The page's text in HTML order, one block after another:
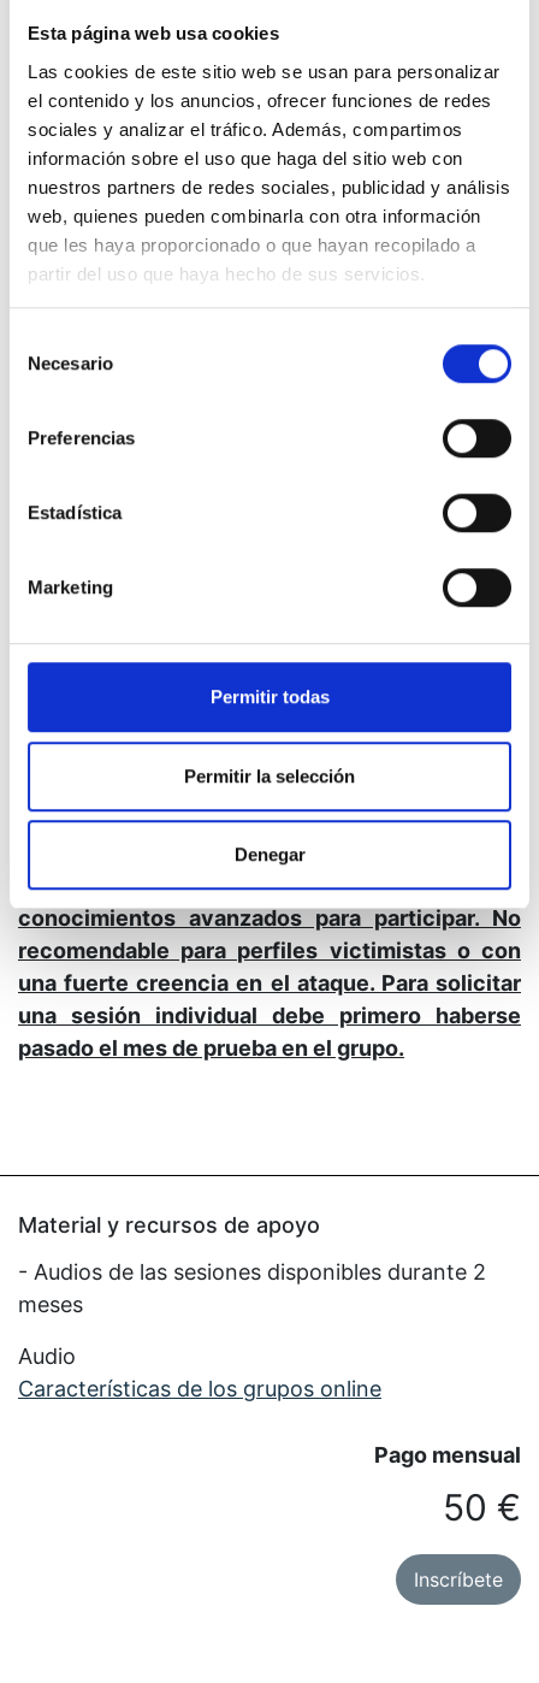
Esta página web usa cookies
Las cookies de este sitio web se usan para personalizar
el contenido y los anuncios, ofrecer funciones de redes
sociales y analizar el tráfico. Además, compartimos
información sobre el uso que haga del sitio web con
nuestros partners de redes sociales, publicidad y análisis
web, quienes pueden combinarla con otra información
que les haya proporcionado o que hayan recopilado a
partir del uso que haya hecho de sus servicios.
Necesario
Preferencias
Estadística
Marketing
Permitir todas
Permitir la selección
Denegar
- Aprendizaje y condicionamiento humano.
Conductas aprendidas, proceso del pensamiento
y patrones de pensamiento inconsciente.
Inscripciones y renovaciones (plazas limitadas)
-Renovaciones del 1 al 15 (ambos inclusive)
el caso de no hacer la renovación antes del día
16 se podría perder la plaza al ser ocupada por
un nuevo participante. Pasada la fecha límite de
volver a renovar será de 3 meses.
Nuevas inscripciones del 16 hasta el último día
Grupo semanal. (
participación mediante audio y vídeo. Están
permitidas dos faltas de asistencia por trimestre.
Se requiere formar parte del grupo de estudio
de Un Curso de Milagros en Mente Uno y tener
conocimientos avanzados para participar. No
recomendable para perfiles victimistas o con
una fuerte creencia en el ataque. Para solicitar
una sesión individual debe primero haberse
pasado el mes de prueba en el grupo.
Material y recursos de apoyo
- Audios de las sesiones disponibles durante 2
meses
Audio
Características de los grupos online
Pago mensual
50 €
Inscríbete